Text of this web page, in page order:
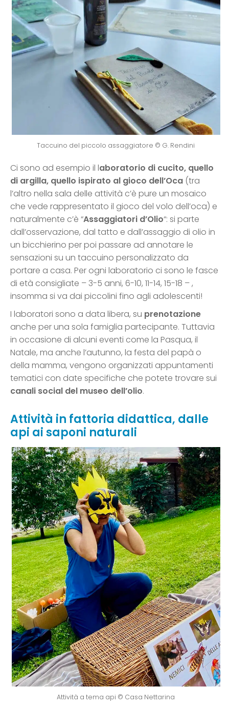
Taccuino del piccolo assaggiatore © G. Rendini
Ci sono ad esempio il laboratorio di cucito, quello
di argilla, quello ispirato al gioco dell’Oca (tra
l’altro nella sala delle attività c’è pure un mosaico
che vede rappresentato il gioco del volo dell’oca) e
naturalmente c’è “Assaggiatori d’Olio“: si parte
dall’osservazione, dal tatto e dall’assaggio di olio in
un bicchierino per poi passare ad annotare le
sensazioni su un taccuino personalizzato da
portare a casa. Per ogni laboratorio ci sono le fasce
di età consigliate – 3-5 anni, 6-10, 11-14, 15-18 – ,
insomma si va dai piccolini fino agli adolescenti!
I laboratori sono a data libera, su prenotazione
anche per una sola famiglia partecipante. Tuttavia
in occasione di alcuni eventi come la Pasqua, il
Natale, ma anche l’autunno, la festa del papà o
della mamma, vengono organizzati appuntamenti
tematici con date specifiche che potete trovare sui
canali social del museo dell’olio.
Attività in fattoria didattica, dalle
api ai saponi naturali
Attività a tema api © Casa Nettarina